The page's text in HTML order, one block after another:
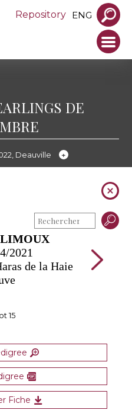
Repository ENG
DE
Deauville
2021
de la Haie
Fiche